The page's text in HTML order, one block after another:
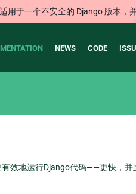
用于一个不安全的 Django 版本，
NEWS CODE
效地运行Django代码——更快，并